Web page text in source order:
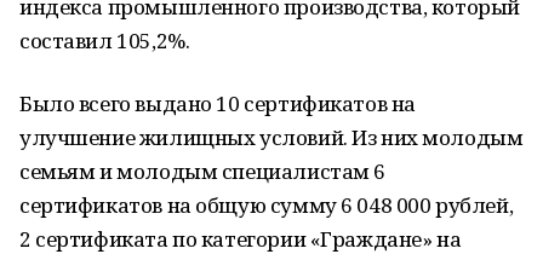
индекса промышленного производства, который
составил 105,2%.
Было всего выдано 10 сертификатов на
улучшение жилищных условий. Из них молодым
семьям и молодым специалистам 6
сертификатов на общую сумму 6 048 000 рублей,
2 сертификата по категории «Граждане» на